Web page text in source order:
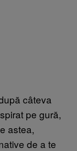
câteva
pe gură,
astea,
de a te